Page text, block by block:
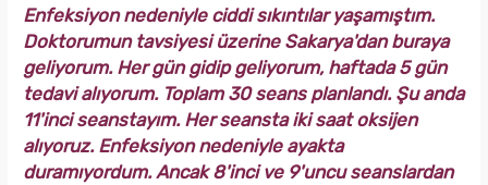
Enfeksiyon nedeniyle ciddi sıkıntılar yaşamıştım.
Doktorumun tavsiyesi üzerine Sakarya'dan buraya
geliyorum. Her gün gidip geliyorum, haftada 5 gün
tedavi alıyorum. Toplam 30 seans planlandı. Şu anda
11'inci seanstayım. Her seansta iki saat oksijen
alıyoruz. Enfeksiyon nedeniyle ayakta
duramıyordum. Ancak 8'inci ve 9'uncu seanslardan